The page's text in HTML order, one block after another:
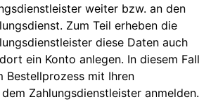
weiter bzw. an den
Zum Teil erheben die
diese Daten auch
ein Konto anlegen. In diesem Fall
Bestellprozess mit Ihren
Zahlungsdienstleister anmelden.